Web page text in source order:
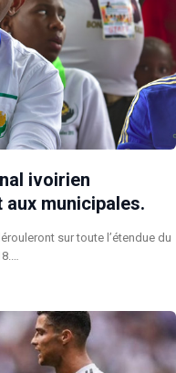
ivoirien
municipales.
sur toute l’étendue du